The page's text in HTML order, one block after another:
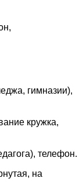
гимназии),
кружка,
телефон.
на